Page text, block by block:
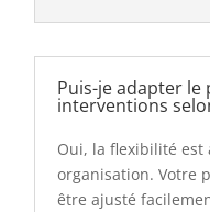
Puis-je adapter le
interventions
Oui, la flexibilité
organisation. Votre
être ajusté